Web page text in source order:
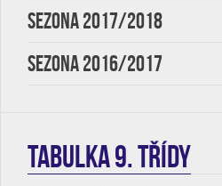
SEZONA 2017/2018
SEZONA 2016/2017
TABULKA 9. třídy